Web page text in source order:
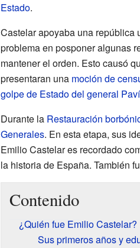
Estado.
Castelar apoyaba una república
problema en posponer algunas
mantener el orden. Esto causó
presentaran una moción de
golpe de Estado del general
Durante la Restauración
Generales. En esta etapa, sus
Emilio Castelar es recordado
la historia de España. También
Contenido
¿Quién fue Emilio Castelar?
Sus primeros años y